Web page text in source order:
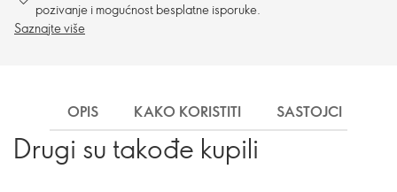
pozivanje i mogućnost besplatne isporuke.
Saznajte više
OPIS KAKO KORISTITI SASTOJCI
Drugi su takođe kupili